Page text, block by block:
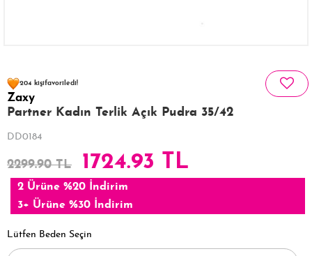
204 kişifavoriledi!
27 kişi
318 kişi
Zaxy
Partner Kadın Terlik Açık Pudra 35/42
DD0184
2299.90 TL 1724.93 TL
2 Ürüne %20 İndirim
3+ Ürüne %30 İndirim
Lütfen Beden Seçin